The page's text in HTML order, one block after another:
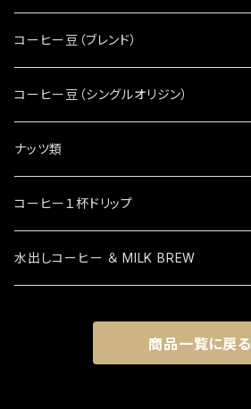
コーヒー豆（ブレンド）
コーヒー豆（シングルオリジン）
ナッツ類
コーヒー１杯ドリップ
水出しコーヒー ＆ MILK BREW
商品一覧に戻る